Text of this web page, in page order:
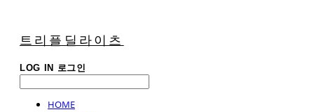
트리플딜라이츠
LOG IN 로그인
HOME